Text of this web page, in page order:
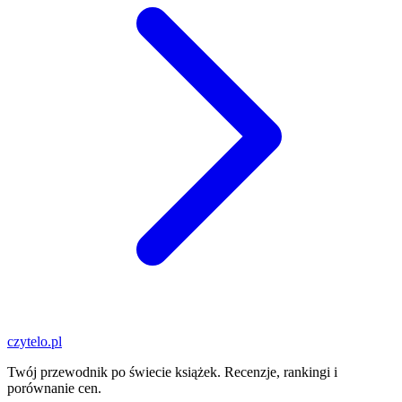
czytelo.pl
Twój przewodnik po świecie książek. Recenzje, rankingi i
porównanie cen.